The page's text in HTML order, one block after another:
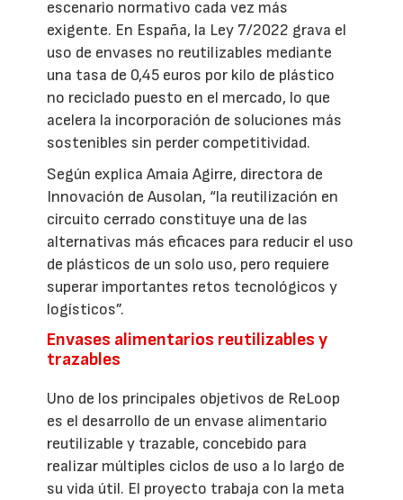
escenario normativo cada vez más
exigente. En España, la Ley 7/2022 grava el
uso de envases no reutilizables mediante
una tasa de 0,45 euros por kilo de plástico
no reciclado puesto en el mercado, lo que
acelera la incorporación de soluciones más
sostenibles sin perder competitividad.
Según explica Amaia Agirre, directora de
Innovación de Ausolan, “la reutilización en
circuito cerrado constituye una de las
alternativas más eficaces para reducir el uso
de plásticos de un solo uso, pero requiere
superar importantes retos tecnológicos y
logísticos”.
Envases alimentarios reutilizables y
trazables
Uno de los principales objetivos de ReLoop
es el desarrollo de un envase alimentario
reutilizable y trazable, concebido para
realizar múltiples ciclos de uso a lo largo de
su vida útil. El proyecto trabaja con la meta